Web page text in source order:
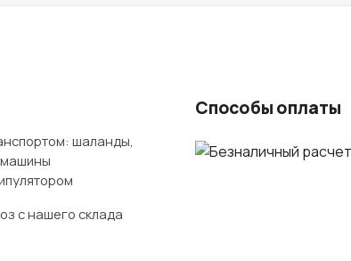
шаланды,
с нашего склада
Способы оплаты